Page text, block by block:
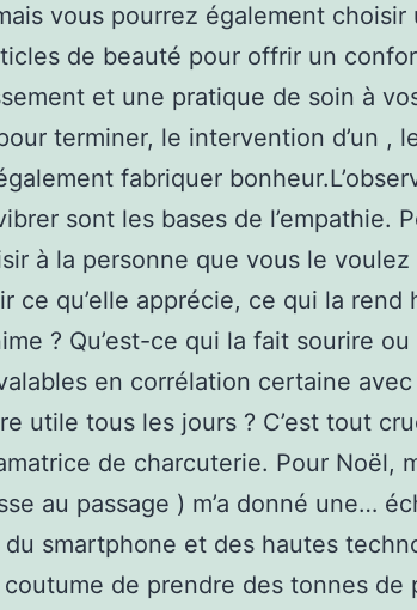
vous pourrez également choisir
de beauté pour offrir un
et une pratique de soin à
terminer, le intervention d’un ,
fabriquer
sont les bases de l’empathie.
à la personne que vous le voulez
ce qu’elle apprécie, ce qui la rend
? Qu’est-ce qui la fait sourire
en corrélation certaine
utile tous les jours ? C’est tout
de charcuterie. Pour Noël,
au passage ) m’a donné une…
du smartphone et des hautes
de prendre des tonnes de